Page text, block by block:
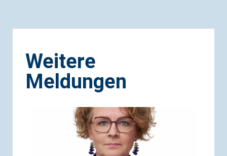
Weitere
Meldungen